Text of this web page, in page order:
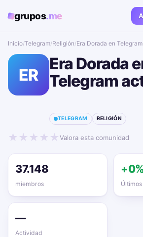
grupos.me
Inicio/Telegram/Religión/Era Dorada en
ER
Era Dorada
Telegram
TELEGRAM RELIGIÓN
★ ★ ★ ★ ★Valora esta comunidad
37.148
miembros
—
Actividad